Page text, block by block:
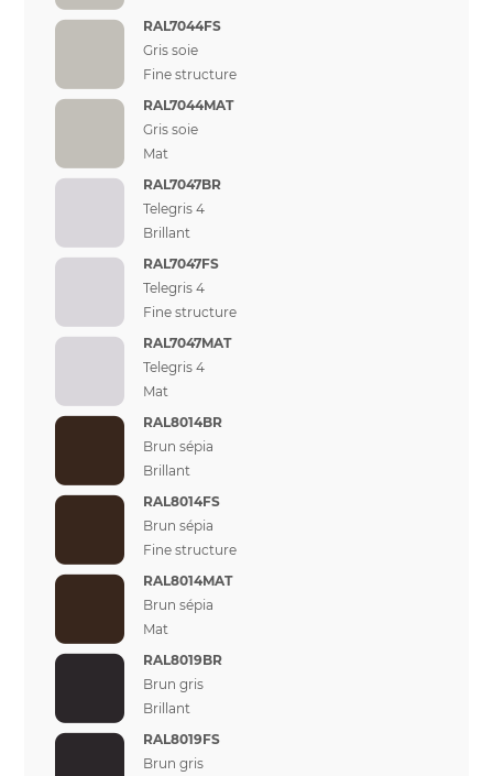
RAL7044FS
Gris soie
Fine structure
RAL7044MAT
Gris soie
Mat
RAL7047BR
Telegris 4
Brillant
RAL7047FS
Telegris 4
Fine structure
RAL7047MAT
Telegris 4
Mat
RAL8014BR
Brun sépia
Brillant
RAL8014FS
Brun sépia
Fine structure
RAL8014MAT
Brun sépia
Mat
RAL8019BR
Brun gris
Brillant
RAL8019FS
Brun gris